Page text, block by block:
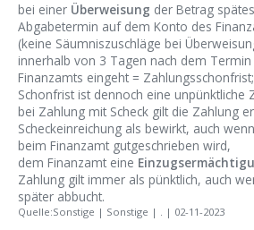
bei einer Überweisung der Betrag
Abgabetermin auf dem Konto des
(keine Säumniszuschläge bei
innerhalb von 3 Tagen nach dem
Finanzamts eingeht =
Schonfrist ist dennoch eine unpünktliche
bei Zahlung mit Scheck gilt die Zahlung
Scheckeinreichung als bewirkt, auch
beim Finanzamt gutgeschrieben wird,
dem Finanzamt eine
Zahlung gilt immer als pünktlich, auch
später abbucht.
Quelle:Sonstige | Sonstige | . | 02-11-2023